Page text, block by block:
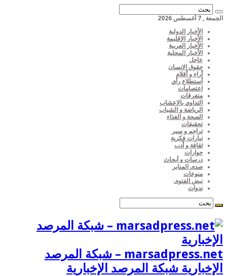
الجمعة , 7 أغسطس 2026
الأخبار الدولية
الأخبار الإقليمة
الأخبار العربية
الأخبار المحلية
عاجل
حقوق الانسان
أراء و أقلام
أستطلاع رأي
اعتصامات
متفرقات
التداوي بالاعشاب
الرياضة و الشباب
الصحة و الغذاء
تحقيقات
تراجم و سير
تيارات فكرية
ثقافة و أدب
حوارات
درسات و أبحاث
صدى المنابر
منوعات
نبض الفتوى
ندوات
marsadpress.net – شبكة المرصد
الإخبارية شبكة المرصد الإخبارية